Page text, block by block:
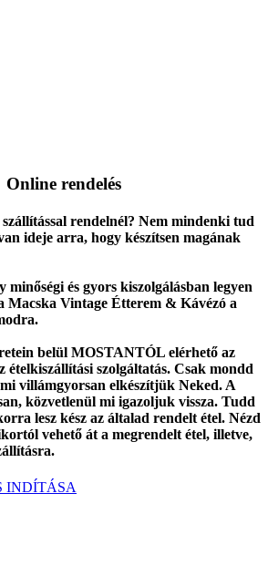
Online rendelés
szállítással rendelnél? Nem mindenki tud
ideje arra, hogy készítsen magának
minőségi és gyors kiszolgálásban legyen
Macska Vintage Étterem & Kávézó a
belül MOSTANTÓL elérhető az
ételkiszállítási szolgáltatás. Csak mondd
villámgyorsan elkészítjük Neked. A
közvetlenül mi igazoljuk vissza. Tudd
lesz kész az általad rendelt étel. Nézd
vehető át a megrendelt étel, illetve,
INDÍTÁSA